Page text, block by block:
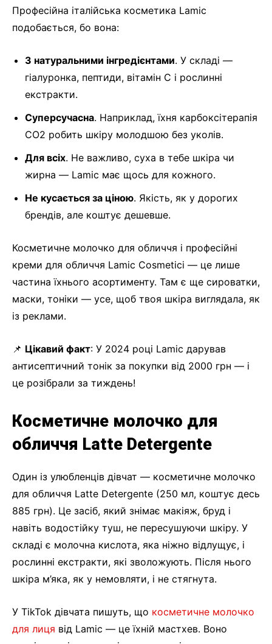
Професійна італійська косметика Lamic
подобається, бо вона:
З натуральними інгредієнтами. У складі —
гіалуронка, пептиди, вітамін С і рослинні
екстракти.
Суперсучасна. Наприклад, їхня карбоксітерапія
CO2 робить шкіру молодшою без уколів.
Для всіх. Не важливо, суха в тебе шкіра чи
жирна — Lamic має щось для кожного.
Не кусається за ціною. Якість, як у дорогих
брендів, але коштує дешевше.
Косметичне молочко для обличчя і професійні
креми для обличчя Lamic Cosmetici — це лише
частина їхнього асортименту. Там є ще сироватки,
маски, тоніки — усе, щоб твоя шкіра виглядала, як
із реклами.
📌 Цікавий факт: У 2024 році Lamic дарував
антисептичний тонік за покупки від 2000 грн — і
це розібрали за тиждень!
Косметичне молочко для
обличчя Latte Detergente
Один із улюбленців дівчат — косметичне молочко
для обличчя Latte Detergente (250 мл, коштує десь
885 грн). Це засіб, який знімає макіяж, бруд і
навіть водостійку туш, не пересушуючи шкіру. У
складі є молочна кислота, яка ніжно відлущує, і
рослинні екстракти, які зволожують. Після нього
шкіра м’яка, як у немовляти, і не стягнута.
У TikTok дівчата пишуть, що косметичне молочко
для лиця від Lamic — це їхній мастхев. Воно